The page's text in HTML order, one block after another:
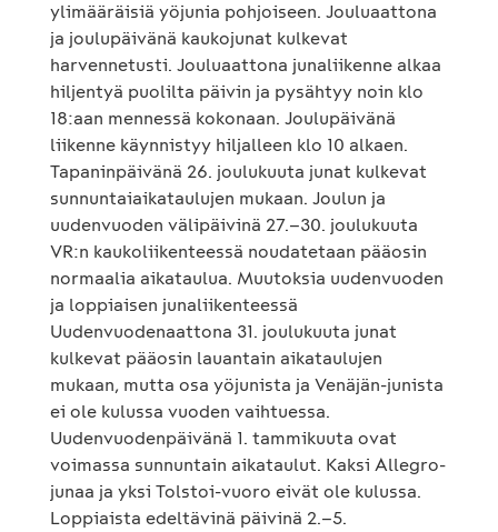
ylimääräisiä yöjunia pohjoiseen. Jouluaattona
ja joulupäivänä kaukojunat kulkevat
harvennetusti. Jouluaattona junaliikenne alkaa
hiljentyä puolilta päivin ja pysähtyy noin klo
18:aan mennessä kokonaan. Joulupäivänä
liikenne käynnistyy hiljalleen klo 10 alkaen.
Tapaninpäivänä 26. joulukuuta junat kulkevat
sunnuntaiaikataulujen mukaan. Joulun ja
uudenvuoden välipäivinä 27.–30. joulukuuta
VR:n kaukoliikenteessä noudatetaan pääosin
normaalia aikataulua. Muutoksia uudenvuoden
ja loppiaisen junaliikenteessä
Uudenvuodenaattona 31. joulukuuta junat
kulkevat pääosin lauantain aikataulujen
mukaan, mutta osa yöjunista ja Venäjän-junista
ei ole kulussa vuoden vaihtuessa.
Uudenvuodenpäivänä 1. tammikuuta ovat
voimassa sunnuntain aikataulut. Kaksi Allegro-
junaa ja yksi Tolstoi-vuoro eivät ole kulussa.
Loppiaista edeltävinä päivinä 2.–5.